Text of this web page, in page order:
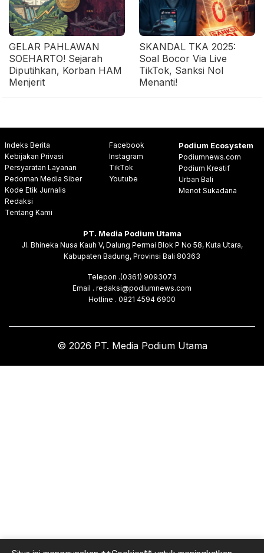
GELAR PAHLAWAN
SOEHARTO! Sejarah
Diputihkan, Korban HAM
Menjerit
SKANDAL TKA 2025:
Soal Bocor Via Live
TikTok, Sanksi Nol
Menanti!
Indeks Berita
Kebijakan Privasi
Persyaratan Layanan
Pedoman Media Siber
Kode Etik Jurnalis
Redaksi
Tentang Kami
Facebook
Instagram
TikTok
Youtube
Podium Ecosystem
Podiumnews.com
Podium Kreatif
Urban Bali
Menot Sukadana
PT. Media Podium Utama
Jl. Bhineka Nusa Kauh V, Dalung Permai Blok P No 58, Kuta Utara,
Kabupaten Badung, Provinsi Bali 80363
Telepon .(0361) 9093073
Email . redaksi@podiumnews.com
Hotline . 0821 4594 6900
© 2026 PT. Media Podium Utama